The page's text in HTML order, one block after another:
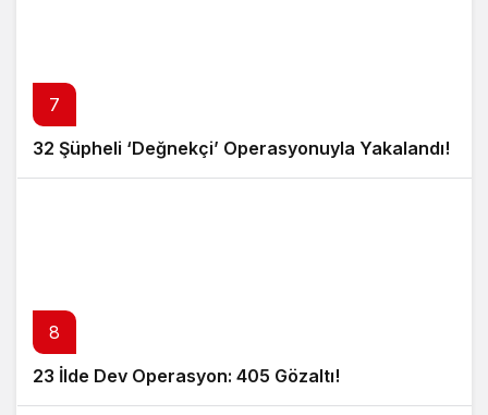
7
32 Şüpheli ‘Değnekçi’ Operasyonuyla Yakalandı!
8
23 İlde Dev Operasyon: 405 Gözaltı!